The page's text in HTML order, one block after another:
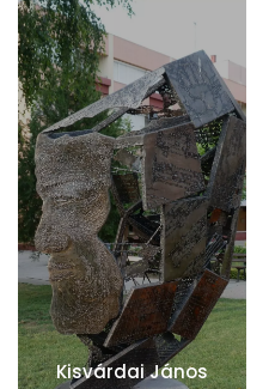
Kisvárdai János